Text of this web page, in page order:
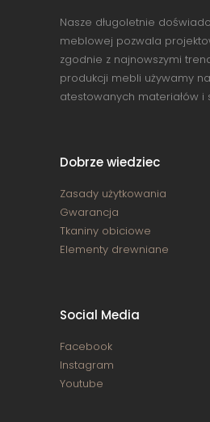
Nasze długoletnie
meblowej pozwala
zgodnie z najnowszymi
produkcji mebli używamy
atestowanych materiałów i
Dobrze wiedziec
Zasady użytkowania
Gwarancja
Tkaniny obiciowe
Elementy drewniane
Social Media
Facebook
Instagram
Youtube